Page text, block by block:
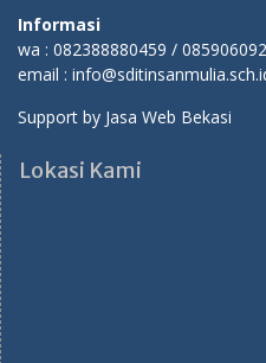
Informasi
wa : 082388880459 /
email :
Support by Jasa Web Bekasi
Lokasi Kami